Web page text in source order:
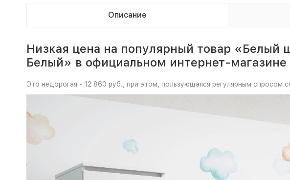
Описание
Низкая цена на популярный товар
Белый» в официальном интернет-
Это недорогая - 12 860 руб., при этом, пользующаяся регулярным спросом